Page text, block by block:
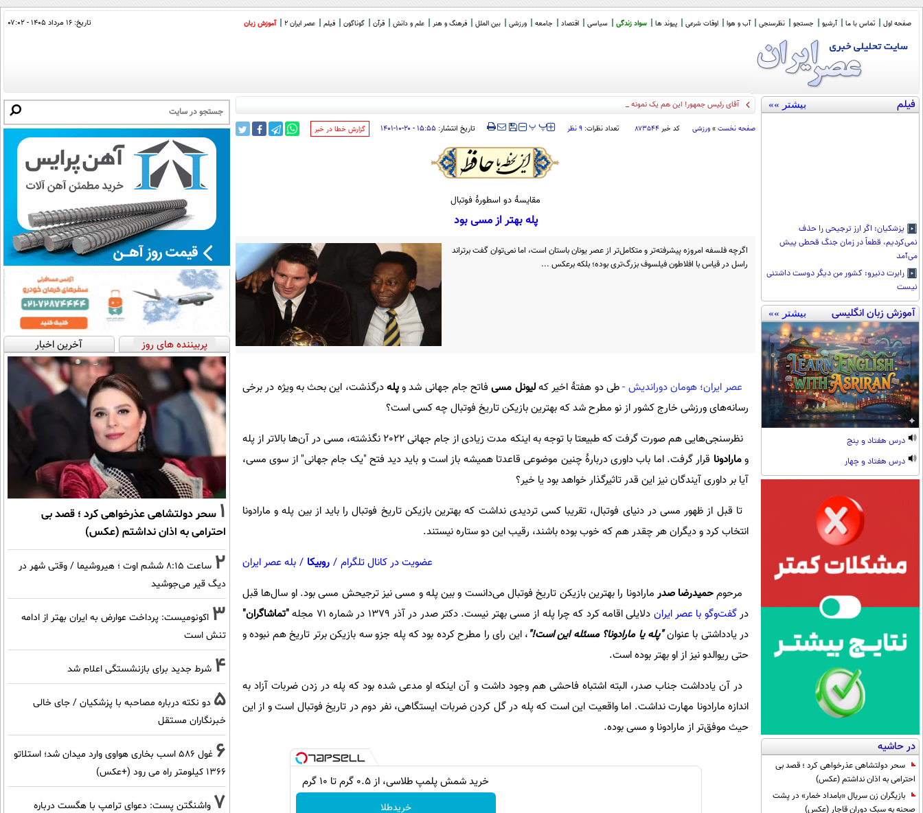
صفحه اول تماس با ما آرشیو جستجو نظرسنجی آب و هوا اوقات شرعی پیوند ها سواد زندگی سیاسی اقتصاد جامعه ورزشی بین الملل فرهنگ و هنر علم و دانش قرآن گوناگون فیلم عصر ایران 2 آموزش زبان تاریخ: ۱۶ مرداد ۱۴۰۵ - ۰۷:۰۲
فیلم بیشتر »»
پزشکیان: اگر ارز ترجیحی را حذف
نمی‌کردیم، قطعاً در زمان جنگ قحطی پیش
می‌آمد
رابرت دنیرو: کشور من دیگر دوست داشتنی
نیست
آموزش زبان انگلیسی بیشتر »»
درس هفتاد و پنج
درس هفتاد و چهار
در حاشیه
سحر دولتشاهی عذرخواهی کرد ؛ قصد بی
احترامی به اذان نداشتم (عکس)
بازیگران زن سریال «بامداد خمار» در پشت
صحنه به سبک دوران قاجار (عکس)
آقای رئیس جمهور! این هم یک نمونه از حذف که در گزارش خود به صراحت
صفحه نخست » ورزشی کد خبر ۸۷۳۵۴۴ تعداد نظرات:۹ نظر ‍‍‍ پ پ تاریخ انتشار: ۱۵:۵۵ - ۲۰-۱۰-۱۴۰۱ ‌گزارش خطا در خبر
مقایسۀ دو اسطورۀ فوتبال
پله بهتر از مسی بود
اگرچه فلسفه امروزه پیشرفته‌تر و متکامل‌تر از عصر یونان باستان است، اما نمی‌توان گفت برتراند
راسل در قیاس با افلاطون فیلسوف بزرگ‌تری بوده‌؛ بلکه برعکس ...
عصر ایران؛ هومان دوراندیش -طی دو هفتۀ اخیر کهلیونل مسیفاتح جام جهانی شد وپلهدرگذشت، این بحث به ویژه در برخی
رسانه‌های ورزشی خارج کشور از نو مطرح شد که بهترین بازیکن تاریخ فوتبال چه کسی است؟
نظرسنجی‌هایی هم صورت گرفت که طبیعتا با توجه به اینکه مدت زیادی از جام جهانی 2022 نگذشته، مسی در آن‌ها بالاتر از پله
ومارادونا قرار گرفت. اما باب داوری دربارۀ چنین موضوعی قاعدتا همیشه باز است و باید دید فتح "یک جام جهانی" از سوی مسی،
آیا بر داوری آیندگان نیز این قدر تاثیرگذار خواهد بود یا خیر؟
تا قبل از ظهور مسی در دنیای فوتبال، تقریبا کسی تردیدی نداشت که بهترین بازیکن تاریخ فوتبال را باید از بین پله و مارادونا
انتخاب کرد و دیگران هر چقدر هم که خوب بوده باشند، رقیب این دو ستاره نیستند.
عضویت در کانال تلگرام / روبیکا / بله عصر ایران
مرحومحمیدرضا صدر مارادونا را بهترین بازیکن تاریخ فوتبال می‌دانست و بین پله و مسی نیز ترجیحش مسی بود. او سال‌ها قبل
درگفت‌وگو با عصر ایران دلایلی اقامه کرد که چرا پله از مسی بهتر نیست. دکتر صدر در آذر 1379 در شماره 71 مجله
"تماشاگران"
در یادداشتی با عنوان"پله یا مارادونا؟ مسئله این است!"، این رای را مطرح کرده بود که پله جزو سه بازیکن برتر تاریخ هم نبوده و
حتی ریوالدو نیز از او بهتر بوده است.
در آن یادداشت جناب صدر، البته اشتباه فاحشی هم وجود داشت و آن اینکه او مدعی شده بود که پله در زدن ضربات آزاد به
اندازه مارادونا مهارت نداشت. اما واقعیت این است که پله در گل کردن ضربات ایستگاهی، نفر دوم در تاریخ فوتبال است و از این
حیث موفق‌تر از مارادونا و مسی بوده.
خرید شمش پلمپ طلاسی، از ۰.۵ گرم تا ۱۰ گرم
خریدطلا
پربیننده های روز آخرین اخبار
1 سحر دولتشاهی عذرخواهی کرد ؛ قصد بی
احترامی به اذان نداشتم (عکس)
2
ساعت ۸:۱۵ ششم اوت ؛ هیروشیما / وقتی شهر در
دیگ قیر می‌جوشید
3 اکونومیست: پرداخت عوارض به ایران بهتر از ادامه
تنش است
4 شرط جدید برای بازنشستگی اعلام شد
5 دو نکته درباره مصاحبه با پزشکیان / جای خالی
خبرنگاران مستقل
6
غول 586 اسب بخاری هواوی وارد میدان شد؛ استلاتو
1366 کیلومتر راه می رود (+عکس)
7 واشنگتن پست: دعوای ترامپ با هگست درباره